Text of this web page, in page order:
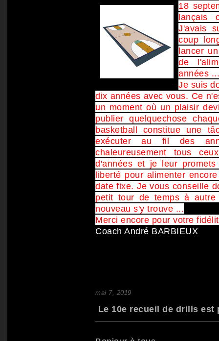
18
lançais
J'avais
coup
lancer
de
années ...
Je suis
dix années avec vous. Ce
un moment où un plaisir
publier quelquechose
basketball constitue une
exécuter au fil des
chaleureusement tous
d'années et je leur
liberté pour alimenter
date fixe. Je vous conseille
petit tour de temps à
nouveau s'y trouve ...
Merci encore pour votre
Coach André BARBIEUX
mai 7, 2019
Le 10e recueil de drills est